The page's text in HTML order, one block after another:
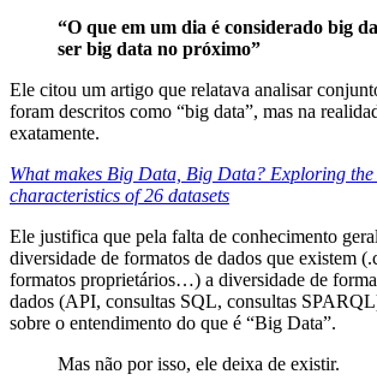
“O que em um dia é considerado big
ser big data no próximo”
Ele citou um artigo que relatava analisar
foram descritos como “big data”, mas na
exatamente.
What makes Big Data, Big Data? Exploring
characteristics of 26 datasets
Ele justifica que pela falta de conhecimento
diversidade de formatos de dados que existem
formatos proprietários…) a diversidade de
dados (API, consultas SQL, consultas
sobre o entendimento do que é “Big Data”.
Mas não por isso, ele deixa de existir.